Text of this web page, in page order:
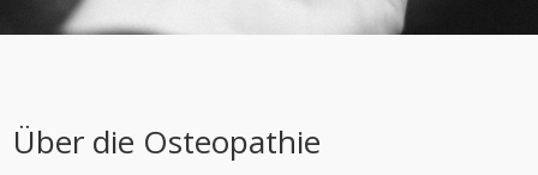
Über die Osteopathie